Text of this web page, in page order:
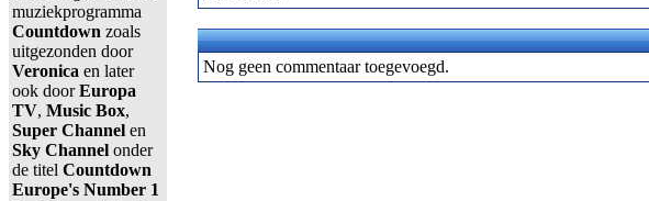
muziekprogramma
Countdown zoals
uitgezonden door
Veronica en later
ook doorEuropa
TV, Music Box,
Super Channel en
Sky Channel onder
de titel Countdown
Europe's Number 1
Nog geen commentaar toegevoegd.